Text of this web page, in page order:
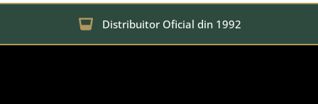
Distribuitor Oficial din 1992